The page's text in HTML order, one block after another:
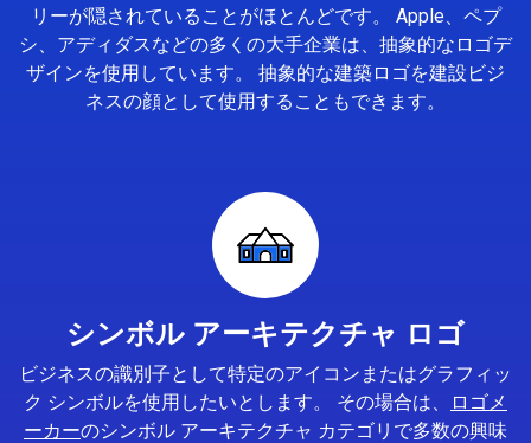
リーが隠されていることがほとんどです。 Apple、ペプ
シ、アディダスなどの多くの大手企業は、抽象的なロゴデ
ザインを使用しています。 抽象的な建築ロゴを建設ビジ
ネスの顔として使用することもできます。
シンボル アーキテクチャ ロゴ
ビジネスの識別子として特定のアイコンまたはグラフィッ
ク シンボルを使用したいとします。 その場合は、
ロゴメ
ーカーのシンボル アーキテクチャ カテゴリで多数の興味